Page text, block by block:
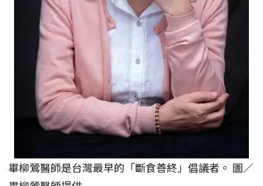
畢柳鶯醫師是台灣最早的「斷食善終」倡議者。 圖／